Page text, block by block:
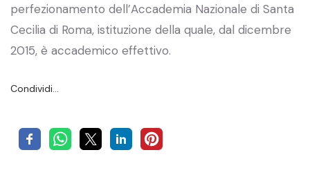
perfezionamento dell’Accademia Nazionale di Santa
Cecilia di Roma, istituzione della quale, dal dicembre
2015, è accademico effettivo.
Condividi…